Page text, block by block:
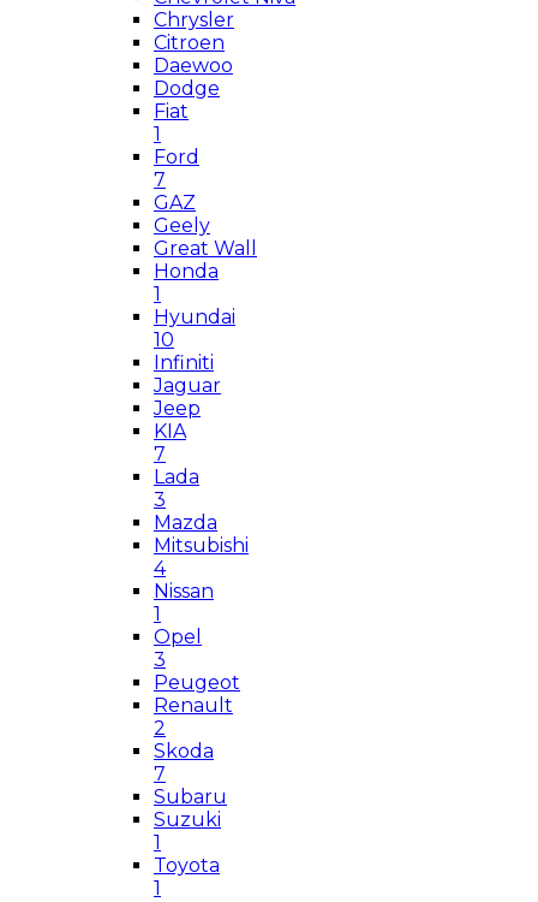
Chrysler
Citroen
Daewoo
Dodge
Fiat
1
Ford
7
GAZ
Geely
Great Wall
Honda
1
Hyundai
10
Infiniti
Jaguar
Jeep
KIA
7
Lada
3
Mazda
Mitsubishi
4
Nissan
1
Opel
3
Peugeot
Renault
2
Skoda
7
Subaru
Suzuki
1
Toyota
1